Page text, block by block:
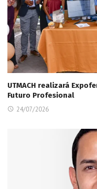
UTMACH realizará
Futuro Profesional
24/07/2026